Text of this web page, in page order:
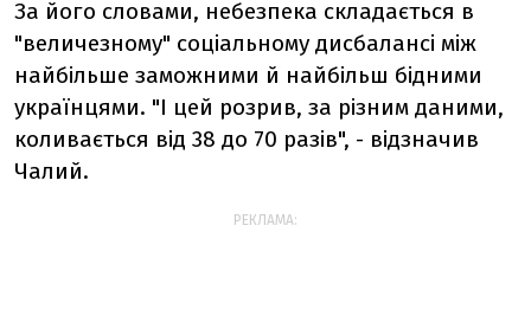
За його словами, небезпека складається в
"величезному" соціальному дисбалансі між
найбільше заможними й найбільш бідними
українцями. "І цей розрив, за різним даними,
коливається від 38 до 70 разів", - відзначив
Чалий.
РЕКЛАМА: